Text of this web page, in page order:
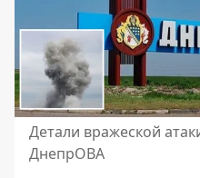
Детали вражеской
ДнепрОВА